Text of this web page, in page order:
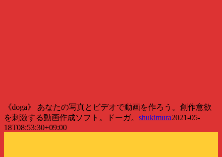
《doga》 あなたの写真とビデオで動画を作ろう。創作意欲
を刺激する動画作成ソフト。ドーガ。 shukimura2021-05-
18T08:53:30+09:00